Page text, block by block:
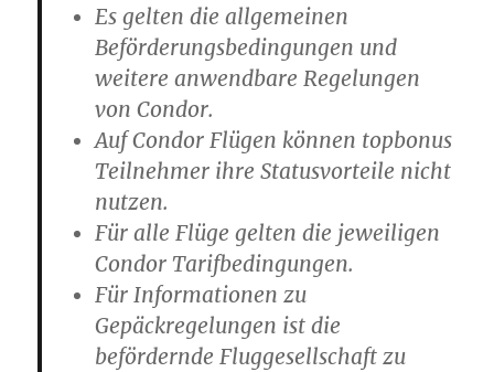
Es gelten die allgemeinen
Beförderungsbedingungen und
weitere anwendbare Regelungen
von Condor.
Auf Condor Flügen können topbonus
Teilnehmer ihre Statusvorteile nicht
nutzen.
Für alle Flüge gelten die jeweiligen
Condor Tarifbedingungen.
Für Informationen zu
Gepäckregelungen ist die
befördernde Fluggesellschaft zu